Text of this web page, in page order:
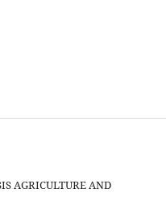
AGRICULTURE AND